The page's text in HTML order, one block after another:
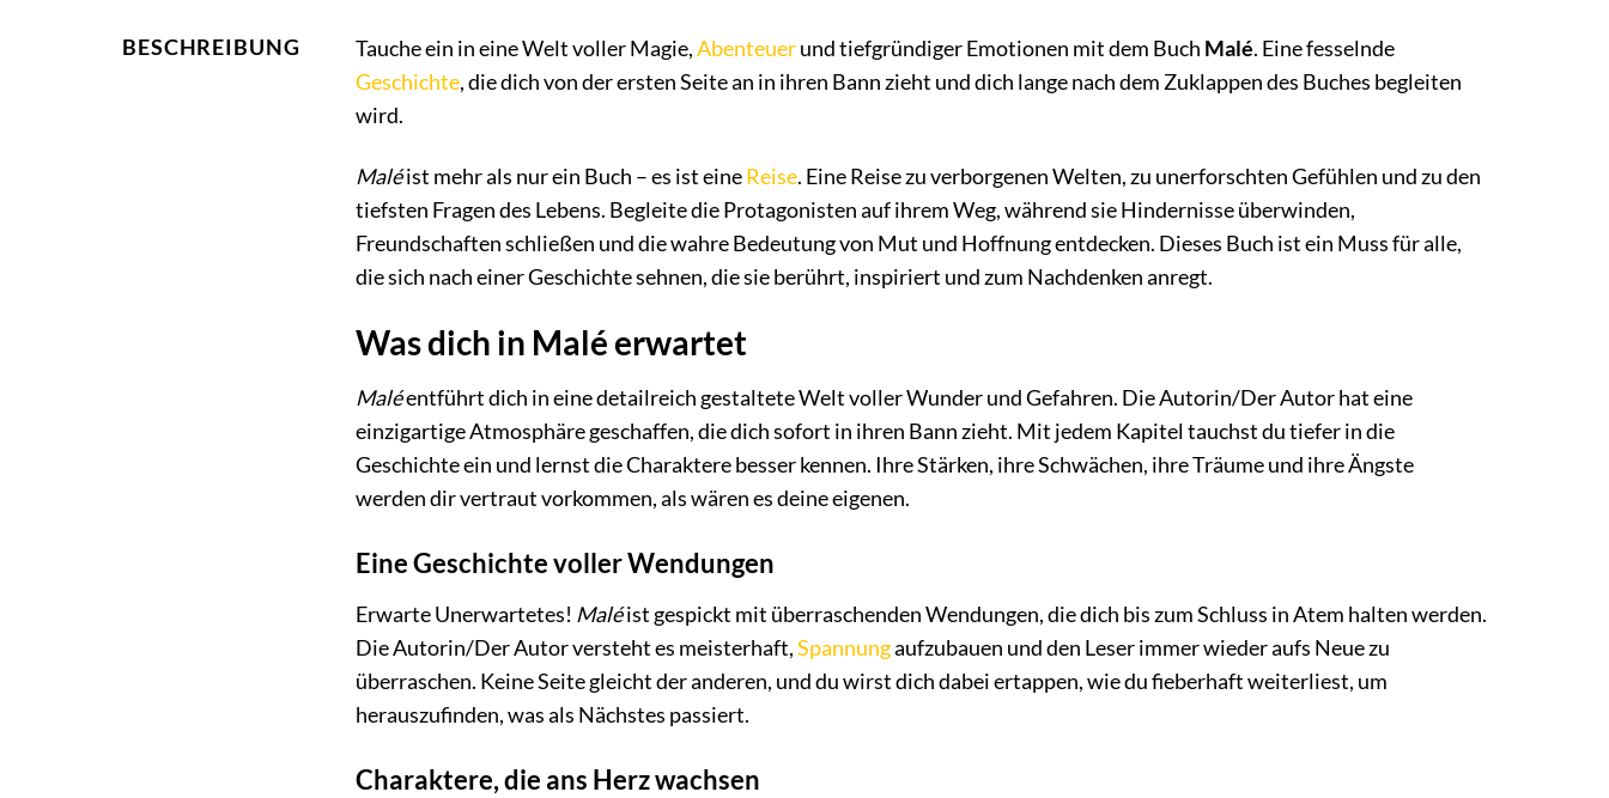
BESCHREIBUNG Tauche ein in eine Welt voller Magie,Abenteuerund tiefgründiger Emotionen mit dem Buch Malé. Eine fesselnde
Geschichte, die dich von der ersten Seite an in ihren Bann zieht und dich lange nach dem Zuklappen des Buches begleiten
wird.
Maléist mehr als nur ein Buch – es ist eineReise. Eine Reise zu verborgenen Welten, zu unerforschten Gefühlen und zu den
tiefsten Fragen des Lebens. Begleite die Protagonisten auf ihrem Weg, während sie Hindernisse überwinden,
Freundschaften schließen und die wahre Bedeutung von Mut und Hoffnung entdecken. Dieses Buch ist ein Muss für alle,
die sich nach einer Geschichte sehnen, die sie berührt, inspiriert und zum Nachdenken anregt.
Was dich in Malé erwartet
Maléentführt dich in eine detailreich gestaltete Welt voller Wunder und Gefahren. Die Autorin/Der Autor hat eine
einzigartige Atmosphäre geschaffen, die dich sofort in ihren Bann zieht. Mit jedem Kapitel tauchst du tiefer in die
Geschichte ein und lernst die Charaktere besser kennen. Ihre Stärken, ihre Schwächen, ihre Träume und ihre Ängste
werden dir vertraut vorkommen, als wären es deine eigenen.
Eine Geschichte voller Wendungen
Erwarte Unerwartetes! Maléist gespickt mit überraschenden Wendungen, die dich bis zum Schluss in Atem halten werden.
Die Autorin/Der Autor versteht es meisterhaft,Spannungaufzubauen und den Leser immer wieder aufs Neue zu
überraschen. Keine Seite gleicht der anderen, und du wirst dich dabei ertappen, wie du fieberhaft weiterliest, um
herauszufinden, was als Nächstes passiert.
Charaktere, die ans Herz wachsen